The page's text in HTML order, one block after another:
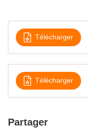
Télécharger
Télécharger
Partager